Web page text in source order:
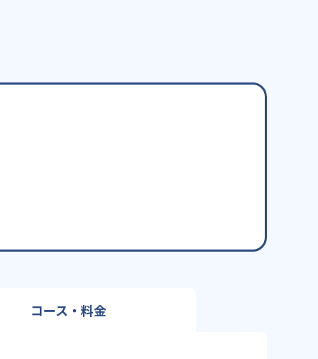
コース・料金